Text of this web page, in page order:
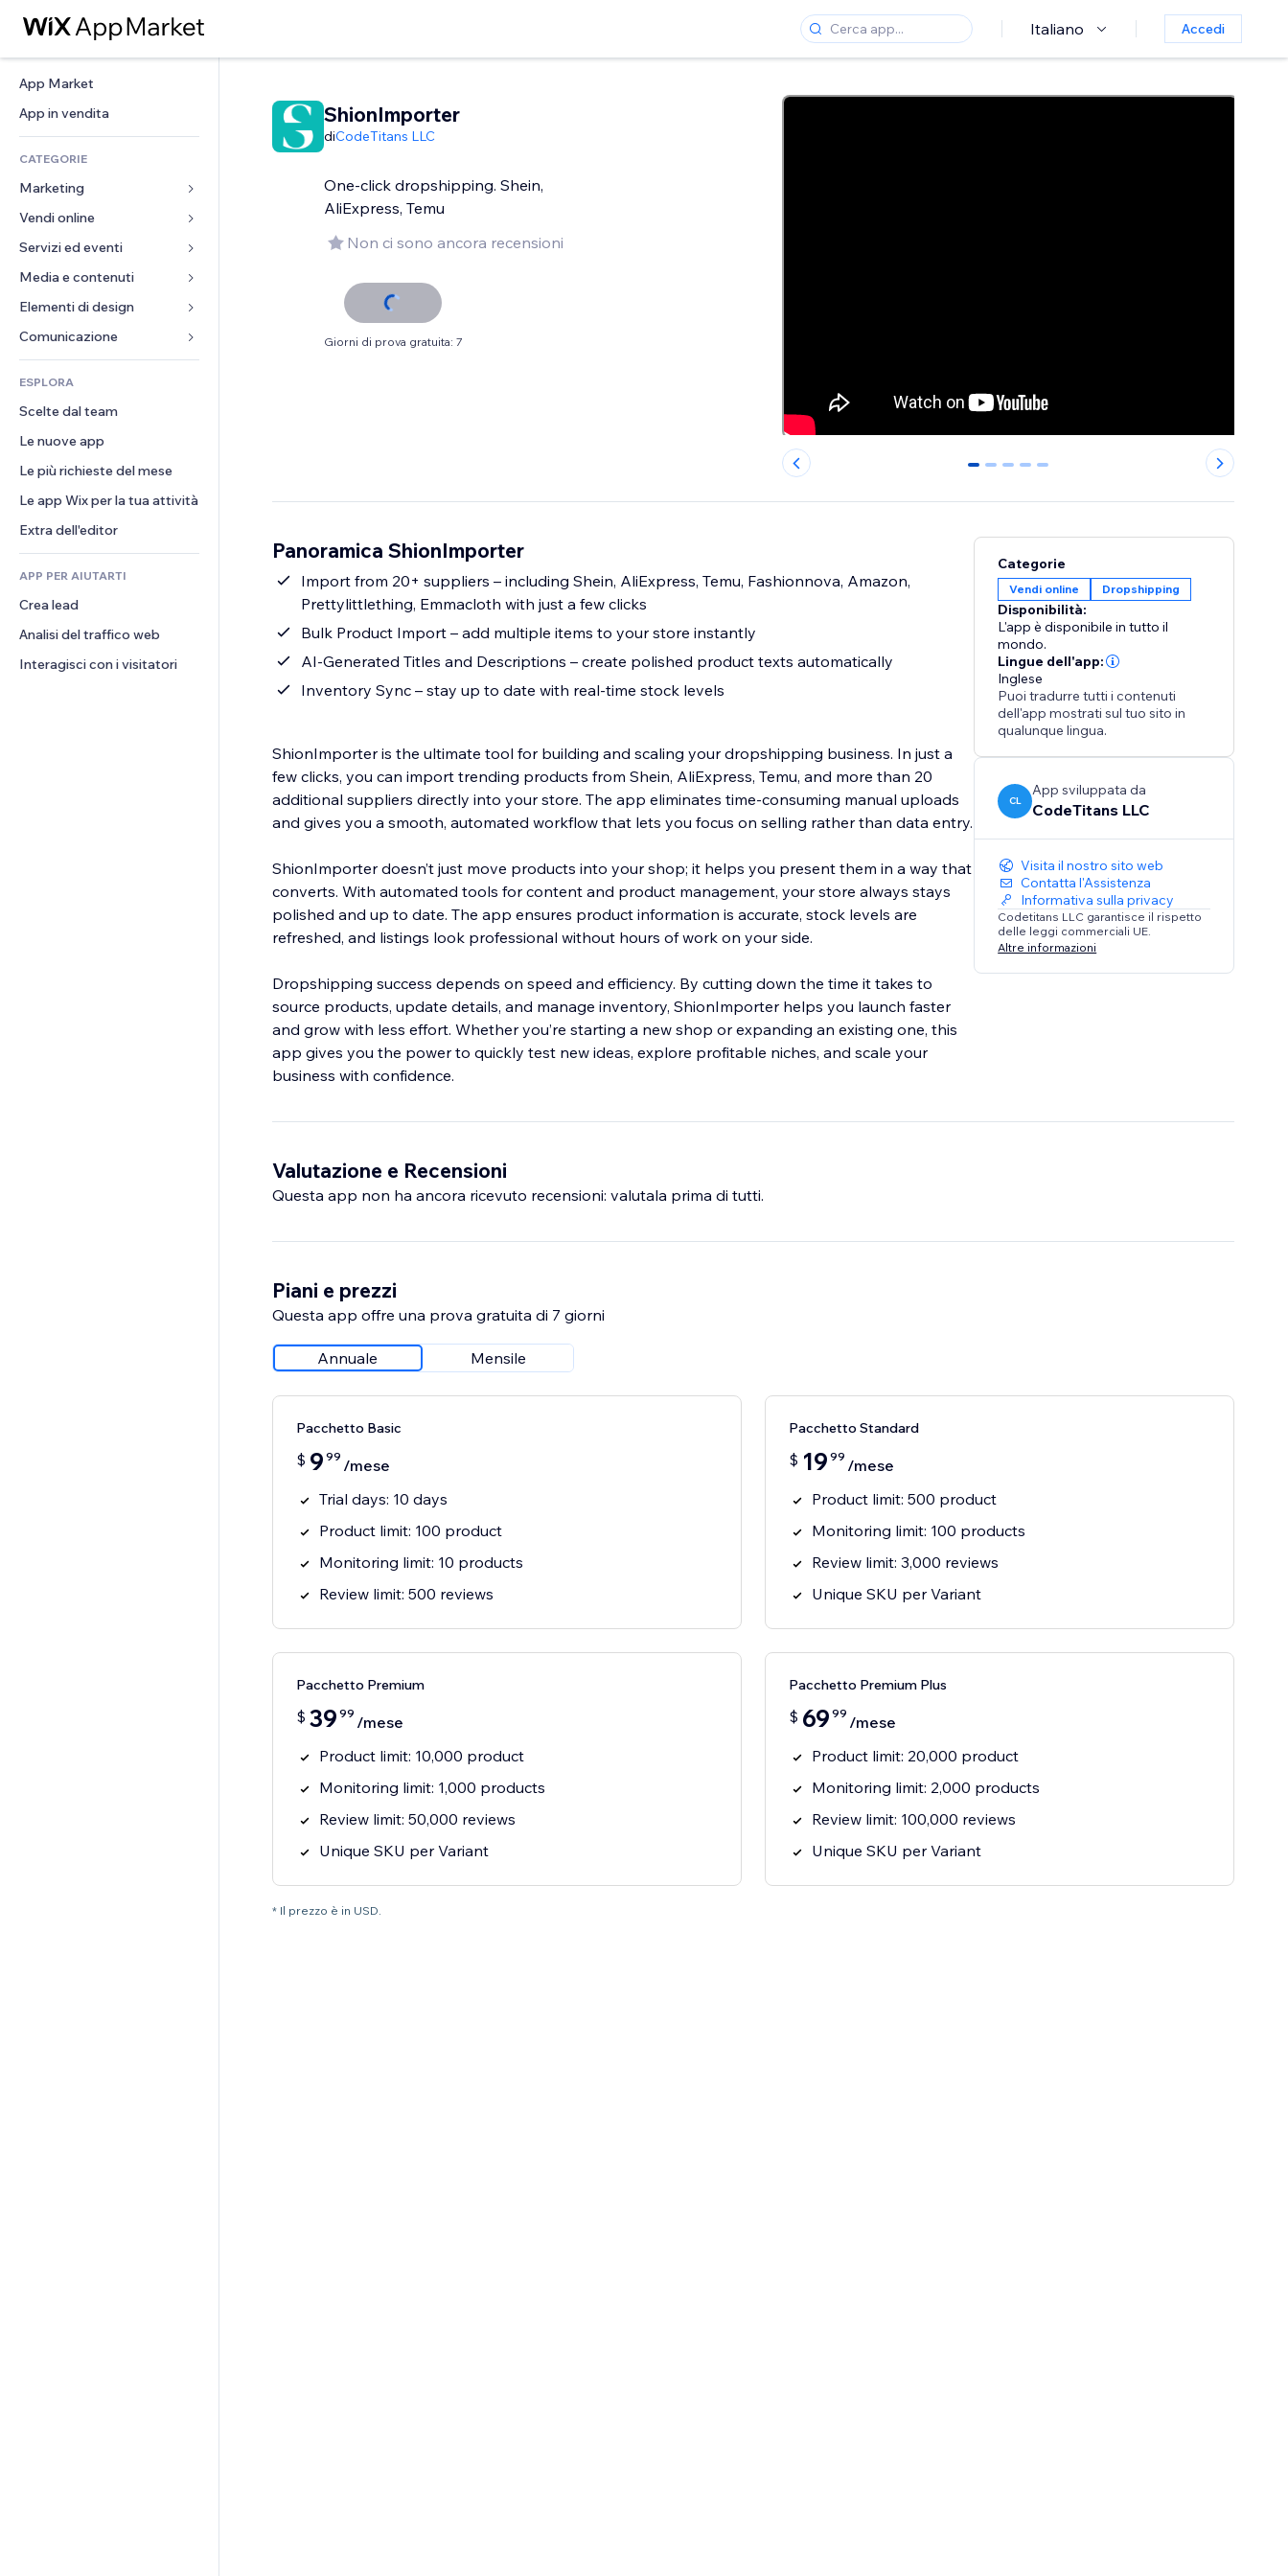
Italiano Accedi
App Market
App in vendita
CATEGORIE
Marketing
Inserzioni
Mobile
Dati analitici
Inserzioni sito
Email
Vendi online
App per Stores
Spedizione e consegna
Tasti Vendi
Amministrazione
Buoni e programmi fedeltà
Servizi ed eventi
Hotel
Eventi
Ristoranti
Immobiliare
Prenotazioni
Media e contenuti
Galleria
Musica
Podcast
Fotografia
Video
PDF
Condivisione file
Elementi di design
Mappe e navigazione
Privacy e sicurezza
Orologio
Template per pagine
Effetti immagine
Tasti e menu
Banner e badge
Calcolatrici
Cerca
Meteo
Grafici e tabelle
Moduli
Sondaggi
Chat
Commenti
Telefono
Community
Recensioni e testimonial
CRM
ESPLORA
Scelte dal team
Le nuove app
Le più richieste del mese
Le app Wix per la tua attività
Extra dell'editor
APP PER AIUTARTI
Crea lead
Analisi del traffico web
Interagisci con i visitatori
ShionImporter
diCodeTitans LLC
One-click dropshipping. Shein,
AliExpress, Temu
Non ci sono ancora recensioni
Giorni di prova gratuita: 7
0 1 2 3 4
Panoramica ShionImporter
Import from 20+ suppliers – including Shein, AliExpress, Temu, Fashionnova, Amazon,
Prettylittlething, Emmacloth with just a few clicks
Bulk Product Import – add multiple items to your store instantly
AI-Generated Titles and Descriptions – create polished product texts automatically
Inventory Sync – stay up to date with real-time stock levels
ShionImporter is the ultimate tool for building and scaling your dropshipping business. In just a
few clicks, you can import trending products from Shein, AliExpress, Temu, and more than 20
additional suppliers directly into your store. The app eliminates time-consuming manual uploads
and gives you a smooth, automated workflow that lets you focus on selling rather than data entry.
ShionImporter doesn’t just move products into your shop; it helps you present them in a way that
converts. With automated tools for content and product management, your store always stays
polished and up to date. The app ensures product information is accurate, stock levels are
refreshed, and listings look professional without hours of work on your side.
Dropshipping success depends on speed and efficiency. By cutting down the time it takes to
source products, update details, and manage inventory, ShionImporter helps you launch faster
and grow with less effort. Whether you’re starting a new shop or expanding an existing one, this
app gives you the power to quickly test new ideas, explore profitable niches, and scale your
business with confidence.
Categorie
Vendi online Dropshipping
Disponibilità:
L'app è disponibile in tutto il
mondo.
Lingue dell'app:
Inglese
Puoi tradurre tutti i contenuti
dell'app mostrati sul tuo sito in
qualunque lingua.
CL
App sviluppata da
CodeTitans LLC
Visita il nostro sito web
Contatta l'Assistenza
Informativa sulla privacy
Codetitans LLC garantisce il rispetto
delle leggi commerciali UE.
Altre informazioni
Valutazione e Recensioni
Questa app non ha ancora ricevuto recensioni: valutala prima di tutti.
Piani e prezzi
Questa app offre una prova gratuita di 7 giorni
Annuale Mensile
Pacchetto Basic
$ 9 99 /mese
Trial days: 10 days
Product limit: 100 product
Monitoring limit: 10 products
Review limit: 500 reviews
Pacchetto Standard
$ 19 99 /mese
Product limit: 500 product
Monitoring limit: 100 products
Review limit: 3,000 reviews
Unique SKU per Variant
Pacchetto Premium
$ 39 99 /mese
Product limit: 10,000 product
Monitoring limit: 1,000 products
Review limit: 50,000 reviews
Unique SKU per Variant
Pacchetto Premium Plus
$ 69 99 /mese
Product limit: 20,000 product
Monitoring limit: 2,000 products
Review limit: 100,000 reviews
Unique SKU per Variant
* Il prezzo è in USD.